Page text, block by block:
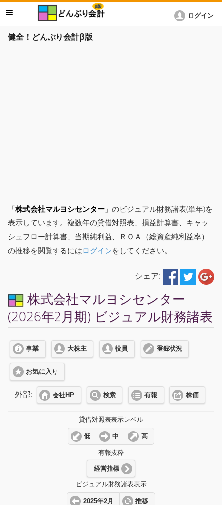
健全！どんぶり会計β版
ログイン
「株式会社マルヨシセンター 」のビジュアル財務諸表(単年)を
表示しています。複数年の貸借対照表、損益計算書、キャッ
シュフロー計算書、当期純利益、ＲＯＡ（総資産純利益率）
の推移を閲覧するにはログインをしてください。
シェア:
株式会社マルヨシセンター
(2026年2月期) ビジュアル財務諸表
事業 大株主 役員 登録状況
お気に入り
外部: 会社HP 検索 有報 株価
貸借対照表表示レベル
低 中 高
有報抜粋
経営指標
ビジュアル財務諸表表示
2025年2月 推移